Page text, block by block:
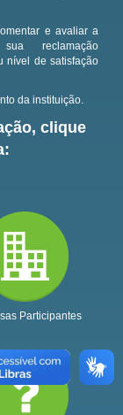
e avaliar a
reclamação
nível de satisfação
da instituição.
clique
Participantes